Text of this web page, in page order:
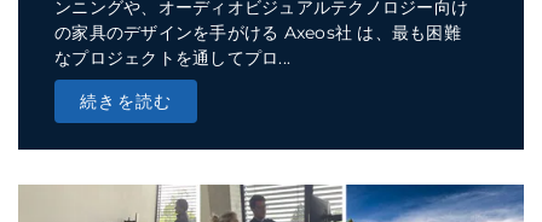
ンニングや、オーディオビジュアルテクノロジー向け
の家具のデザインを手がける Axeos社 は、最も困難
なプロジェクトを通してプロ...
続きを読む